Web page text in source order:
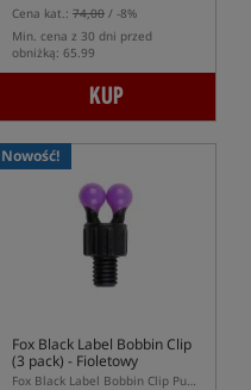
Cena kat.: 74,00 / -8%
Min. cena z 30 dni przed
obniżką: 65.99
KUP
Nowość!
Fox Black Label Bobbin Clip
(3 pack) - Fioletowy
Fox Black Label Bobbin Clip Purple 3 pack – fioletowe klipsy do hangerów Fox